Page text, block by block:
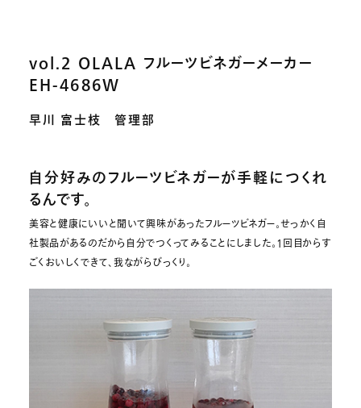
vol.2 OLALA フルーツビネガーメーカー
EH-4686W
早川 富士枝 管理部
自分好みのフルーツビネガーが手軽につくれ
るんです。
美容と健康にいいと聞いて興味があったフルーツビネガー。せっかく自
社製品があるのだから自分でつくってみることにしました。1回目からす
ごくおいしくできて、我ながらびっくり。